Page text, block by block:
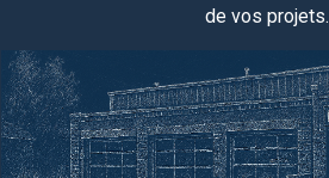
de vos projets.